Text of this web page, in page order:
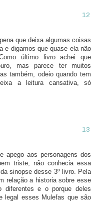
que deixa algumas coisas
e digamos que quase ela não
último livro achei que
mas parece ter muitos
também, odeio quando tem
a leitura cansativa, só
apego aos personagens dos
triste, não conhecia essa
sinopse desse 3º livro. Pela
relação a historia sobre esse
diferentes e o porque deles
legal esses Mulefas que são